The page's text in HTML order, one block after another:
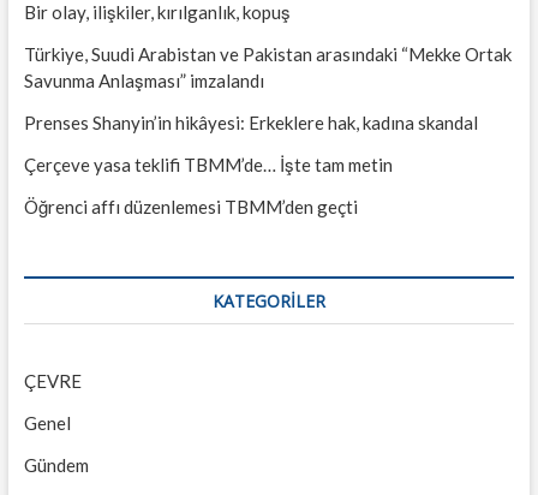
Bir olay, ilişkiler, kırılganlık, kopuş
Türkiye, Suudi Arabistan ve Pakistan arasındaki “Mekke Ortak
Savunma Anlaşması” imzalandı
Prenses Shanyin’in hikâyesi: Erkeklere hak, kadına skandal
Çerçeve yasa teklifi TBMM’de… İşte tam metin
Öğrenci affı düzenlemesi TBMM’den geçti
KATEGORILER
ÇEVRE
Genel
Gündem